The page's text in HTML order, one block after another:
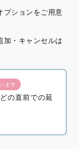
プションをご用意
加・キャンセルは
ます
の直前での延